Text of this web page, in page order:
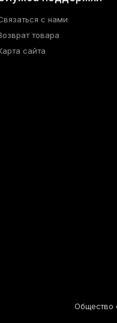
с нами
товара
сайта
Общество